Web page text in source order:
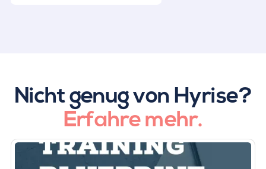
Nicht genug von Hyrise?
Erfahre mehr.